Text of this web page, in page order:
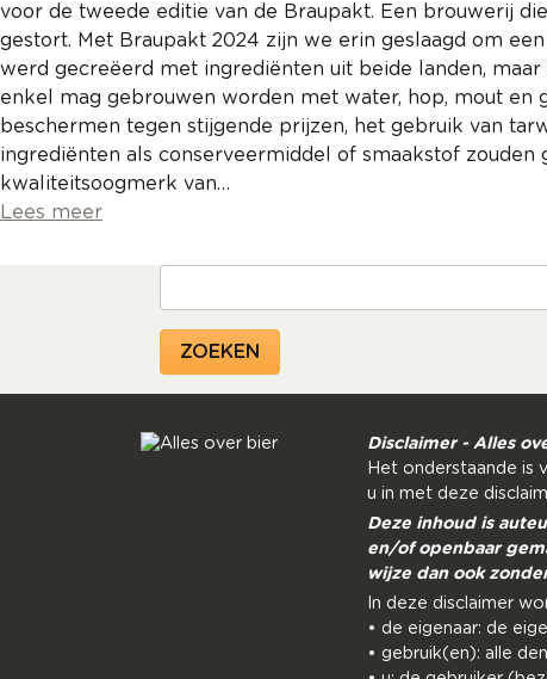
voor de tweede editie van de Braupakt. Een brouwerij
gestort. Met Braupakt 2024 zijn we erin geslaagd om
werd gecreëerd met ingrediënten uit beide landen,
enkel mag gebrouwen worden met water, hop, mout en
beschermen tegen stijgende prijzen, het gebruik van
ingrediënten als conserveermiddel of smaakstof
kwaliteitsoogmerk van…
Lees meer
Disclaimer - Alles
Het onderstaande is
u in met deze
Deze inhoud is
en/of openbaar
wijze dan ook
In deze disclaimer
• de eigenaar: de
• gebruik(en): alle